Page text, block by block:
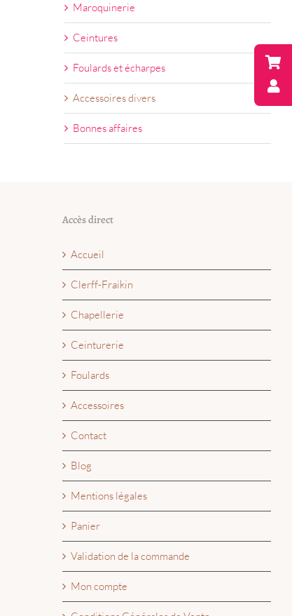
Maroquinerie
Ceintures
Foulards et écharpes
Accessoires divers
Bonnes affaires
Accès direct
Accueil
Clerff-Fraikin
Chapellerie
Ceinturerie
Foulards
Accessoires
Contact
Blog
Mentions légales
Panier
Validation de la commande
Mon compte